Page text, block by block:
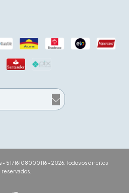
51716108000116 - 2026. Todos os direitos
reservados.